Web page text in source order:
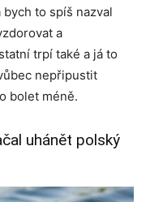
bych to spíš nazval
a
trpí také a já to
nepřipustit
bolet méně.
uhánět polský